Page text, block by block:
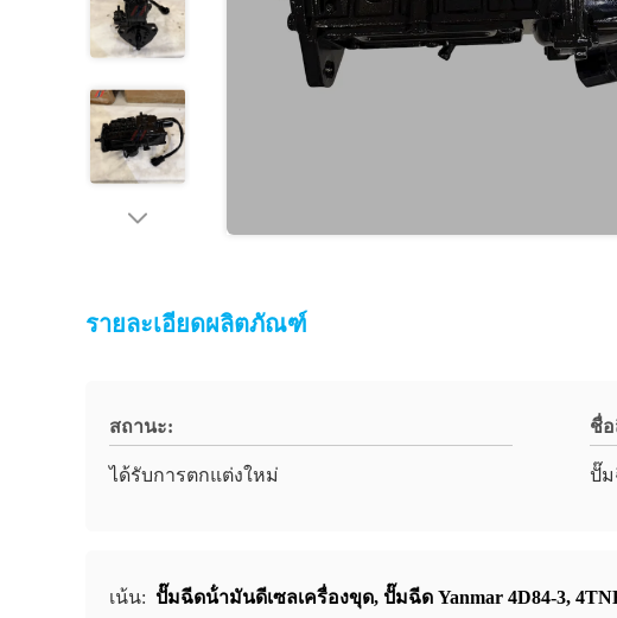
รายละเอียดผลิตภัณฑ์
สถานะ:
ได้รับการตกแต่งใหม่
ชื่
ปั๊ม
เน้น: ปั๊มฉีดน้ํามันดีเซลเครื่องขุด, ปั๊มฉีด Yanmar 4D84-3,